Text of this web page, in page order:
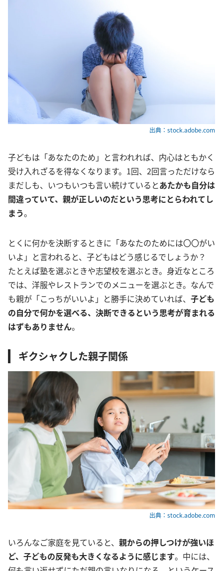
出典：stock.adobe.com
子どもは「あなたのため」と言われれば、内心はともかく
受け入れざるを得なくなります。1回、2回言っただけなら
まだしも、いつもいつも言い続けているとあたかも自分は
間違っていて、親が正しいのだという思考にとらわれてし
まう。
とくに何かを決断するときに「あなたのためには〇〇がい
いよ」と言われると、子どもはどう感じるでしょうか？
たとえば塾を選ぶときや志望校を選ぶとき。身近なところ
では、洋服やレストランでのメニューを選ぶとき。なんで
も親が「こっちがいいよ」と勝手に決めていれば、 子ども
の自分で何かを選べる、決断できるという思考が育まれる
はずもありません。
ギクシャクした親子関係
出典：stock.adobe.com
いろんなご家庭を見ていると、 親からの押しつけが強いほ
ど、子どもの反発も大きくなるように感じます。中には、